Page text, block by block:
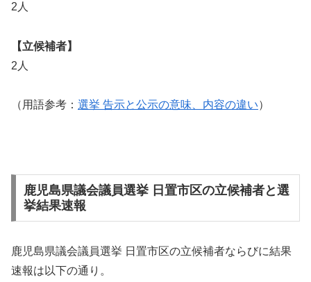
2人
【立候補者】
2人
（用語参考： 選挙 告示と公示の意味、内容の違い）
鹿児島県議会議員選挙 日置市区の立候補者と選
挙結果速報
鹿児島県議会議員選挙 日置市区の立候補者ならびに結果
速報は以下の通り。